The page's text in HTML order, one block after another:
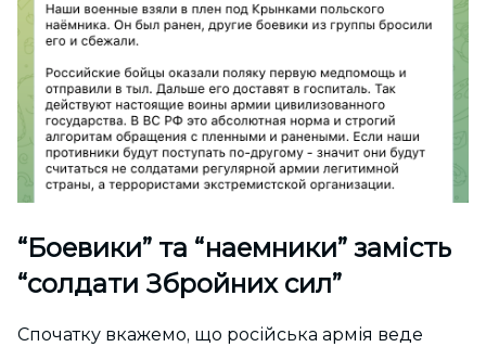
“Боевики” та “наемники” замість
“солдати Збройних сил”
Спочатку вкажемо, що російська армія веде